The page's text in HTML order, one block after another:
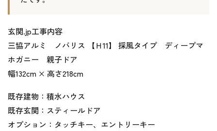
玄関.jp工事内容
三協アルミ ノバリス 【Ｈ11】 採風タイプ ディープマ
ホガニー 親子ドア
幅132cm × 高さ218cm
既存建物：積水ハウス
既存玄関：スティールドア
オプション：タッチキー、エントリーキー